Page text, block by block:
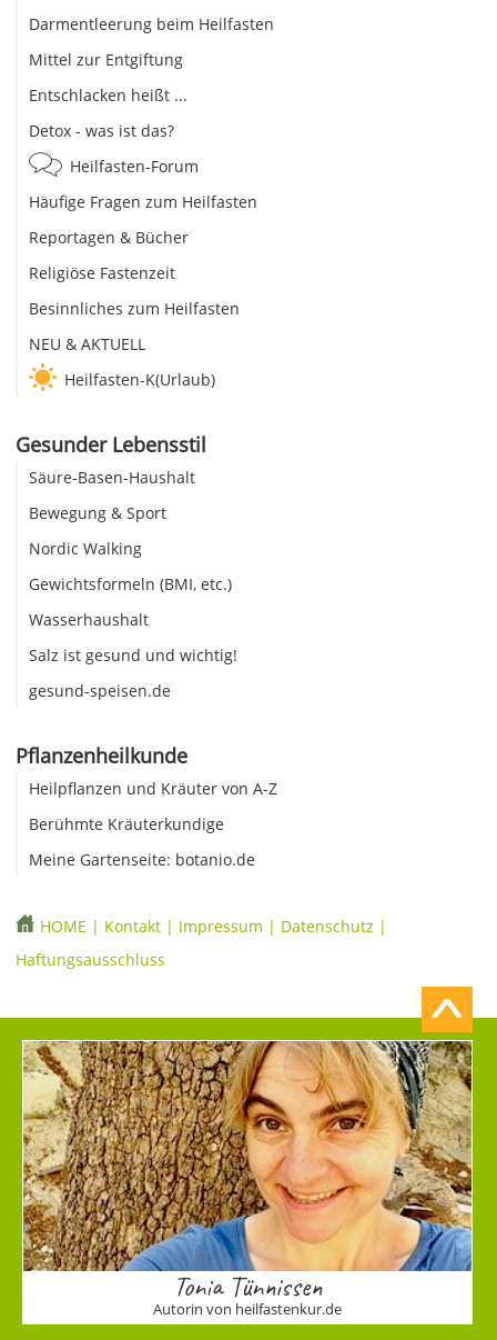
Darmentleerung beim Heilfasten
Mittel zur Entgiftung
Entschlacken heißt ...
Detox - was ist das?
Heilfasten-Forum
Häufige Fragen zum Heilfasten
Reportagen & Bücher
Religiöse Fastenzeit
Besinnliches zum Heilfasten
NEU & AKTUELL
Heilfasten-K(Urlaub)
Gesunder Lebensstil
Säure-Basen-Haushalt
Bewegung & Sport
Nordic Walking
Gewichtsformeln (BMI, etc.)
Wasserhaushalt
Salz ist gesund und wichtig!
gesund-speisen.de
Pflanzenheilkunde
Heilpflanzen und Kräuter von A-Z
Berühmte Kräuterkundige
Meine Gartenseite: botanio.de
HOME | Kontakt | Impressum | Datenschutz |
Haftungsausschluss
Tonia Tünnissen
Autorin von heilfastenkur.de